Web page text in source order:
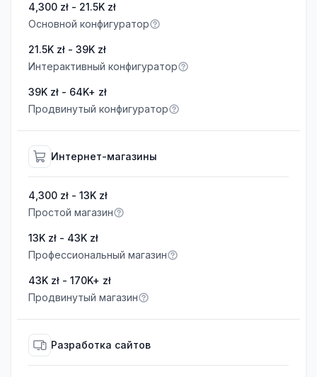
4,300 zł - 21.5K zł
Основной конфигуратор
21.5K zł - 39K zł
Интерактивный конфигуратор
39K zł - 64K+ zł
Продвинутый конфигуратор
Интернет-магазины
4,300 zł - 13K zł
Простой магазин
13K zł - 43K zł
Профессиональный магазин
43K zł - 170K+ zł
Продвинутый магазин
Разработка сайтов